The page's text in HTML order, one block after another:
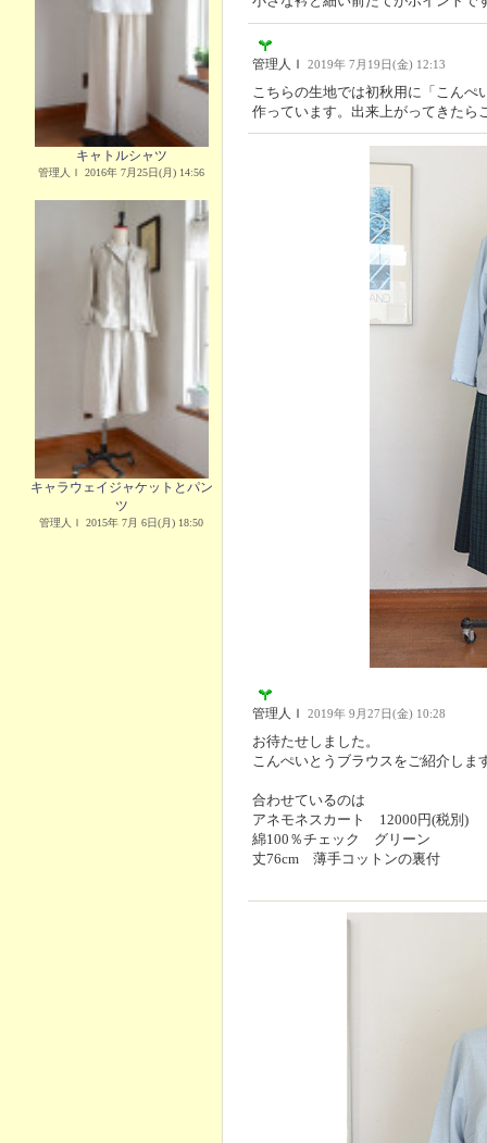
キャトルシャツ
管理人Ｉ 2016年 7月25日(月) 14:56
キャラウェイジャケットとパン
ツ
管理人Ｉ 2015年 7月 6日(月) 18:50
管理人Ｉ 2019年 7月19日(金) 12:13
こちらの生地では初秋用に「こんぺ
作っています。出来上がってきたら
管理人Ｉ 2019年 9月27日(金) 10:28
お待たせしました。
こんぺいとうブラウスをご紹介しま
合わせているのは
アネモネスカート 12000円(税別)
綿100％チェック グリーン
丈76cm 薄手コットンの裏付